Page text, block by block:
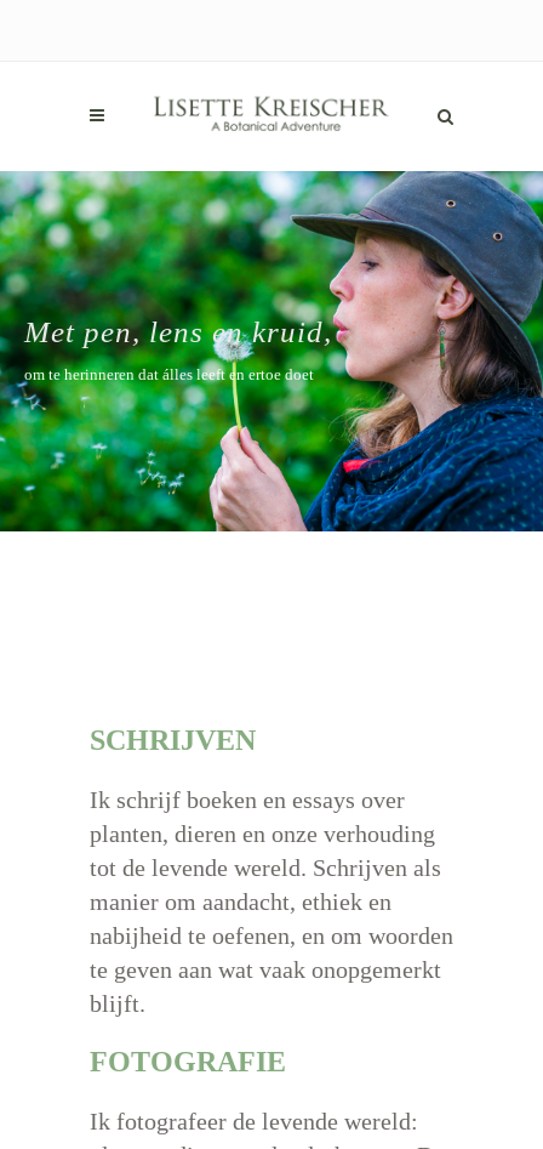
Met pen, lens en kruid,
om te herinneren dat álles leeft en ertoe doet
SCHRIJVEN
Ik schrijf boeken en essays over
planten, dieren en onze verhouding
tot de levende wereld. Schrijven als
manier om aandacht, ethiek en
nabijheid te oefenen, en om woorden
te geven aan wat vaak onopgemerkt
blijft.
FOTOGRAFIE
Ik fotografeer de levende wereld: